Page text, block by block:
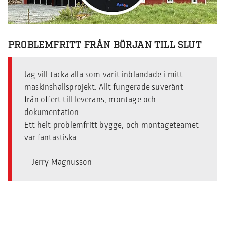
PROBLEMFRITT FRÅN BÖRJAN TILL SLUT
Jag vill tacka alla som varit inblandade i mitt
maskinshallsprojekt. Allt fungerade suveränt –
från offert till leverans, montage och
dokumentation.
Ett helt problemfritt bygge, och montageteamet
var fantastiska.
– Jerry Magnusson